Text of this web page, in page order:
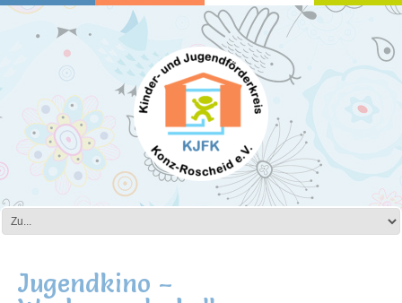
Jugendkino –